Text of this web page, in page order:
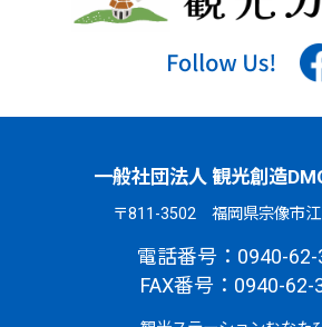
一般社団法人 観光創造
〒811-3502 福岡県宗像市江
電話番号：0940-62-
FAX番号：0940-62-